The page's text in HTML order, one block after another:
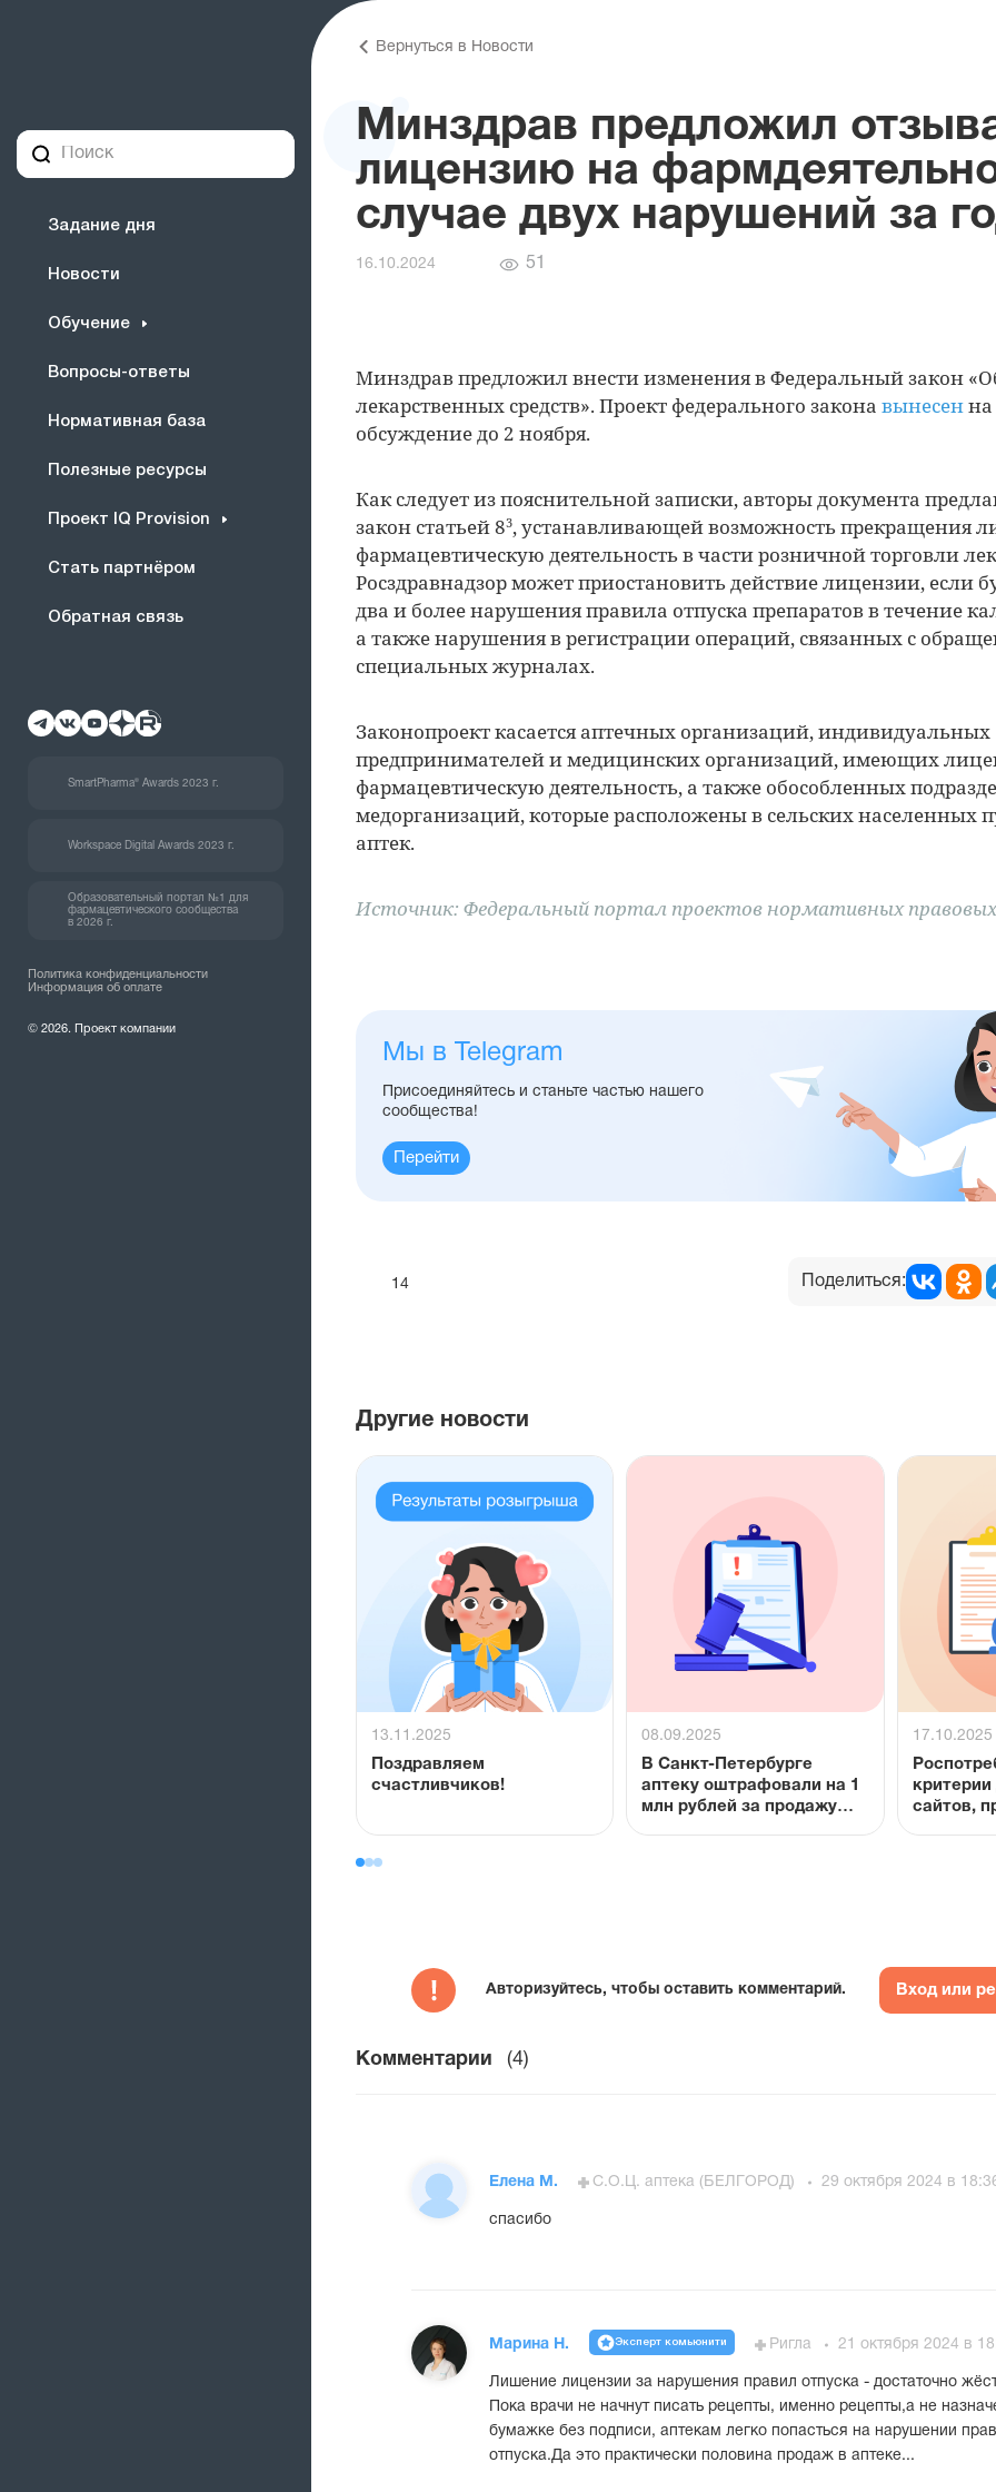
Задание дня
Новости
Обучение
Вопросы-ответы
Нормативная база
Полезные ресурсы
Проект IQ Provision
Стать партнёром
Обратная связь
SmartPharma® Awards 2023 г.
Workspace Digital Awards 2023 г.
Образовательный портал №1 для
фармацевтического сообщества
в 2026 г.
Политика конфиденциальности
Информация об оплате
© 2026. Проект компании
Вернуться в Новости
Минздрав предложил
лицензию на
случае двух нарушений за
16.10.2024
Количество
51
Минздрав предложил внести изменения в Федеральный закон
лекарственных средств». Проект федерального закона вынесен
обсуждение до 2 ноября.
Как следует из пояснительной записки, авторы документа
закон статьей83, устанавливающей возможность прекращения
фармацевтическую деятельность в части розничной торговли
Росздравнадзор может приостановить действие лицензии, если
два и более нарушения правила отпуска препаратов в течение
а также нарушения врегистрации операций, связанных с
специальных журналах.
Законопроект касается аптечных организаций,индивидуальных
предпринимателей и медицинских организаций, имеющих
фармацевтическую деятельность, а также обособленных
медорганизаций, которые расположены в сельских населенных
аптек.
Источник: Федеральный портал проектов нормативных
Мы в Telegram
Присоединяйтесь и станьте частью нашего
сообщества!
Перейти
14 Поделиться:
Другие новости
13.11.2025
Поздравляем
счастливчиков!
08.09.2025
В Санкт-Петербурге
аптеку оштрафовали на 1
млн рублей за продажу
17.10.2025
критерии
сайтов,
Авторизуйтесь, чтобы оставить комментарий. Вход или
Комментарии (4)
Елена М. С.О.Ц. аптека (БЕЛГОРОД) 29 октября 2024 в
спасибо
Марина Н. Эксперт комьюнити Ригла 21 октября 2024 в
Лишение лицензии за нарушения правил отпуска - достаточно
Пока врачи не начнут писать рецепты, именно рецепты,а не
бумажке без подписи, аптекам легко попасться на нарушении
отпуска.Да это практически половина продаж в аптеке...